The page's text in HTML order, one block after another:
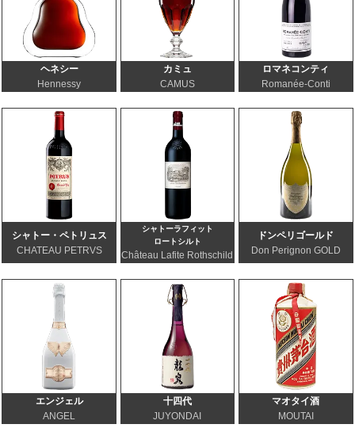
ヘネシー
Hennessy
カミュ
CAMUS
ロマネコンティ
Romanée-Conti
シャトー・ペトリュス
CHATEAU PETRVS
シャトーラフィット
ロートシルト
Château Lafite Rothschild
ドンペリゴールド
Don Perignon GOLD
エンジェル
ANGEL
十四代
JUYONDAI
マオタイ酒
MOUTAI